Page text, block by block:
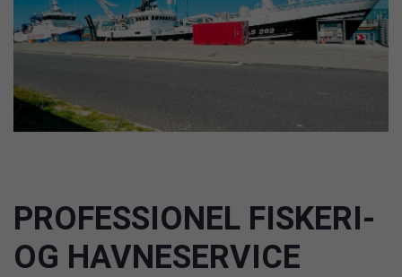
PROFESSIONEL FISKERI-
OG HAVNESERVICE